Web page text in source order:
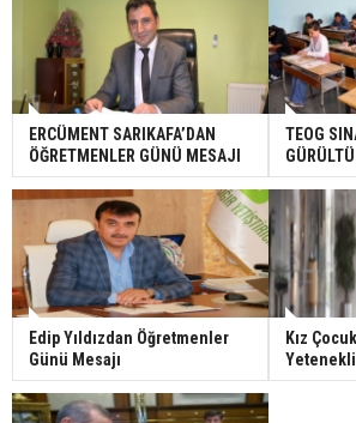
ERCÜMENT SARIKAFA’DAN
ÖĞRETMENLER GÜNÜ MESAJI
TEOG
Edip Yıldızdan Öğretmenler
Günü Mesajı
Kız
Yetenekli